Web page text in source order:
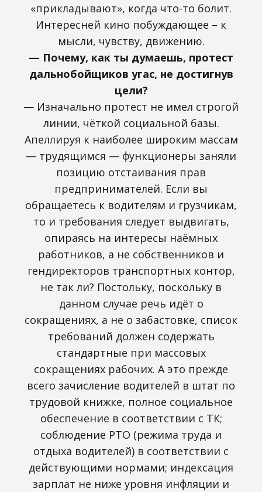
«прикладывают», когда что-то болит.
Интересней кино побуждающее – к
мысли, чувству, движению.
— Почему, как ты думаешь, протест
дальнобойщиков угас, не достигнув
цели?
— Изначально протест не имел строгой
линии, чёткой социальной базы.
Апеллируя к наиболее широким массам
— трудящимся — функционеры заняли
позицию отстаивания прав
предпринимателей. Если вы
обращаетесь к водителям и грузчикам,
то и требования следует выдвигать,
опираясь на интересы наёмных
работников, а не собственников и
гендиректоров транспортных контор,
не так ли? Постольку, поскольку в
данном случае речь идёт о
сокращениях, а не о забастовке, список
требований должен содержать
стандартные при массовых
сокращениях рабочих. А это прежде
всего зачисление водителей в штат по
трудовой книжке, полное социальное
обеспечение в соответствии с ТК;
соблюдение РТО (режима труда и
отдыха водителей) в соответствии с
действующими нормами; индексация
зарплат не ниже уровня инфляции и